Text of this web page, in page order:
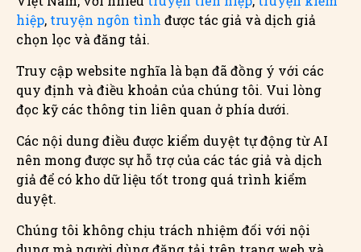
hiệp, truyện ngôn tình được tác giả và dịch giả
chọn lọc và đăng tải.
Truy cập website nghĩa là bạn đã đồng ý với các
quy định và điều khoản của chúng tôi. Vui lòng
đọc kỹ các thông tin liên quan ở phía dưới.
Các nội dung điều được kiểm duyệt tự động từ AI
nên mong được sự hỗ trợ của các tác giả và dịch
giả để có kho dữ liệu tốt trong quá trình kiểm
duyệt.
Chúng tôi không chịu trách nhiệm đối với nội